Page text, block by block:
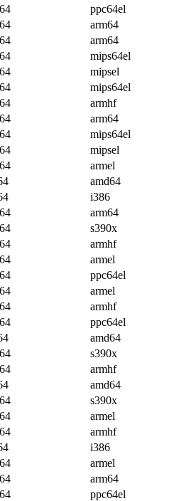
ppc64el
arm64
arm64
mips64el
mipsel
mips64el
armhf
arm64
mips64el
mipsel
armel
amd64
i386
arm64
s390x
armhf
armel
ppc64el
armel
armhf
ppc64el
amd64
s390x
armhf
amd64
s390x
armel
armhf
i386
armel
arm64
ppc64el